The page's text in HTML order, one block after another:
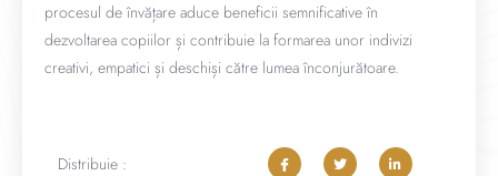
procesul de învățare aduce beneficii semnificative în
dezvoltarea copiilor și contribuie la formarea unor indivizi
creativi, empatici și deschiși către lumea înconjurătoare.
Distribuie :